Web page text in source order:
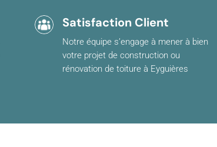
Satisfaction Client
Notre équipe s’engage à mener à bien
votre projet de construction ou
rénovation de toiture à Eyguières